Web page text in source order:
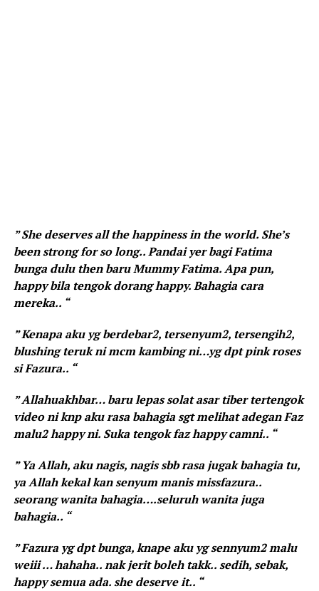
” She deserves all the happiness in the world. She’s
been strong for so long.. Pandai yer bagi Fatima
bunga dulu then baru Mummy Fatima. Apa pun,
happy bila tengok dorang happy. Bahagia cara
mereka.. “
” Kenapa aku yg berdebar2, tersenyum2, tersengih2,
blushing teruk ni mcm kambing ni…yg dpt pink roses
si Fazura.. “
” Allahuakhbar… baru lepas solat asar tiber tertengok
video ni knp aku rasa bahagia sgt melihat adegan Faz
malu2 happy ni. Suka tengok faz happy camni.. “
” Ya Allah, aku nagis, nagis sbb rasa jugak bahagia tu,
ya Allah kekal kan senyum manis missfazura..
seorang wanita bahagia….seluruh wanita juga
bahagia.. “
” Fazura yg dpt bunga, knape aku yg sennyum2 malu
weiii … hahaha.. nak jerit boleh takk.. sedih, sebak,
happy semua ada. she deserve it.. “